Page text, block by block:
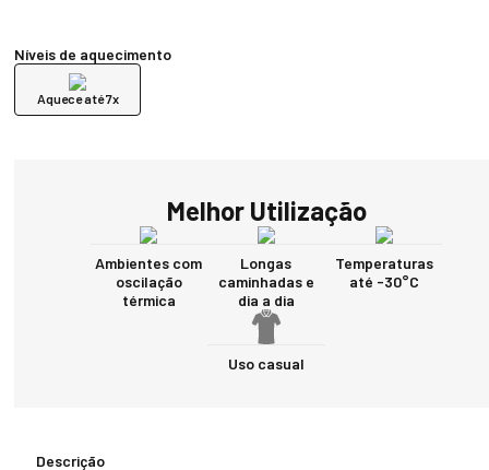
Níveis de aquecimento
Aquece até 7x
Melhor Utilização
Ambientes com
oscilação
térmica
Longas
caminhadas e
dia a dia
Temperaturas
até -30°C
Uso casual
Descrição